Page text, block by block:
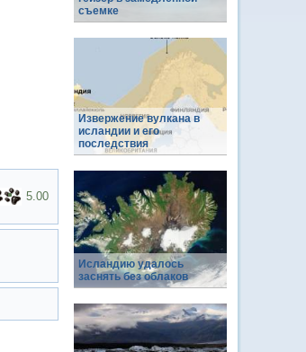
5.00
съемке
Извержение вулкана в
исландии и его
последствия
Исландию удалось
заснять без облаков